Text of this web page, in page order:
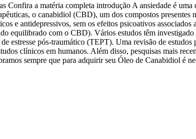
a matéria completa introdução A ansiedade é
o canabidiol (CBD), um dos compostos
e antidepressivos, sem os efeitos psicoativos
equilibrado com o CBD). Vários estudos têm
estresse pós-traumático (TEPT). Uma revisão de
clínicos em humanos. Além disso, pesquisas mais
sempre que para adquirir seu Óleo de Canabidiol é